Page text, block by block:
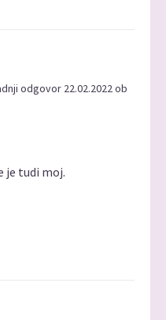
odgovor 22.02.2022 ob
je tudi moj.